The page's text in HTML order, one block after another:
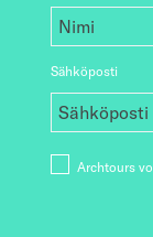
Sähköposti
Archtours